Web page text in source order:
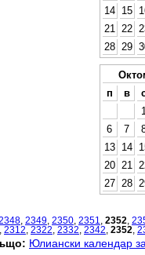
14
15
21
22
28
29
п
в
1
6
7
13
14
20
21
27
28
2349 2350 2351 2352
2312 2322 2332 2342 2352
Юлиански календар